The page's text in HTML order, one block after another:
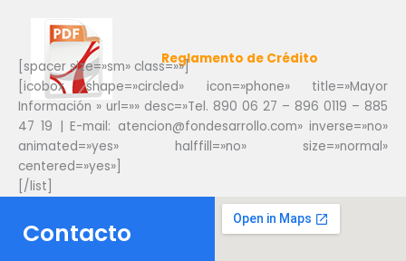
Reglamento de Crédito
[spacer size=»sm» class=»»]
[icobox shape=»circled» icon=»phone» title=»Mayor
Información » url=»» desc=»Tel. 890 06 27 – 896 0119 – 885
47 19 | E-mail: atencion@fondesarrollo.com» inverse=»no»
animated=»yes» halffill=»no» size=»normal»
centered=»yes»]
[/list]
Contacto